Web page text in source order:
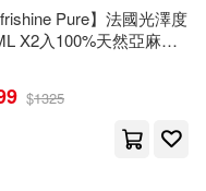
Pure】法國光澤度
X2入100%天然亞麻籽
功能清潔除垢凝膠(法國
$1325